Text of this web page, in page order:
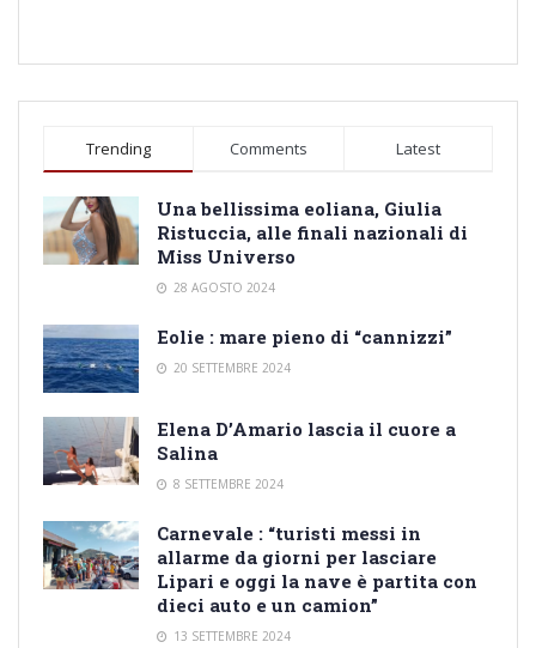
Trending Comments Latest
Una bellissima eoliana, Giulia
Ristuccia, alle finali nazionali di
Miss Universo
28 AGOSTO 2024
Eolie : mare pieno di “cannizzi”
20 SETTEMBRE 2024
Elena D’Amario lascia il cuore a
Salina
8 SETTEMBRE 2024
Carnevale : “turisti messi in
allarme da giorni per lasciare
Lipari e oggi la nave è partita con
dieci auto e un camion”
13 SETTEMBRE 2024